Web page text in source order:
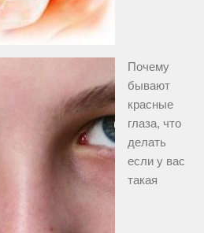
Почему
бывают
красные
глаза, что
делать
если у вас
такая